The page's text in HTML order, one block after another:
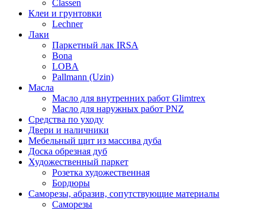
Classen
Клеи и грунтовки
Lechner
Лаки
Паркетный лак IRSA
Bona
LOBA
Pallmann (Uzin)
Масла
Масло для внутренних работ Glimtrex
Масло для наружных работ PNZ
Средства по уходу
Двери и наличники
Мебельный щит из массива дуба
Доска обрезная дуб
Художественный паркет
Розетка художественная
Бордюры
Саморезы, абразив, сопутствующие материалы
Саморезы